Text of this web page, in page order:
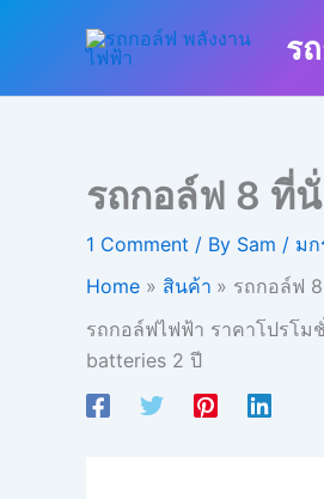
ร
รถกอล์ฟ 8 ที่
1 Comment / By Sam / มก
Home
สินค้า
รถกอล์ฟ
รถกอล์ฟไฟฟ้า ราคาโปรโ
batteries 2 ปี